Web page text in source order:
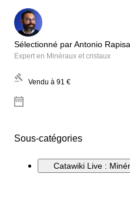
Sélectionné par Antonio
Expert en Minéraux et cristaux
Vendu à 91 €
Sous-catégories
Catawiki Live :